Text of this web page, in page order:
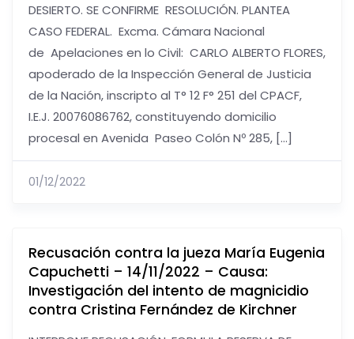
DESIERTO. SE CONFIRME RESOLUCIÓN. PLANTEA
CASO FEDERAL. Excma. Cámara Nacional
de Apelaciones en lo Civil: CARLO ALBERTO FLORES,
apoderado de la Inspección General de Justicia
de la Nación, inscripto al T° 12 F° 251 del CPACF,
I.E.J. 20076086762, constituyendo domicilio
procesal en Avenida Paseo Colón Nº 285, […]
01/12/2022
Recusación contra la jueza María Eugenia
Capuchetti – 14/11/2022 – Causa:
Investigación del intento de magnicidio
contra Cristina Fernández de Kirchner